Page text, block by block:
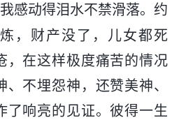
感动得泪水不禁滑落。约
，财产没了，儿女都死
，在这样极度痛苦的情况
不埋怨神，还赞美神、
了响亮的见证。彼得一生